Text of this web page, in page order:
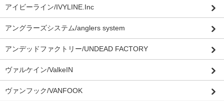
アイビーライン/IVYLINE.Inc
アングラーズシステム/anglers system
アンデッドファクトリー/UNDEAD FACTORY
ヴァルケイン/ValkeIN
ヴァンフック/VANFOOK